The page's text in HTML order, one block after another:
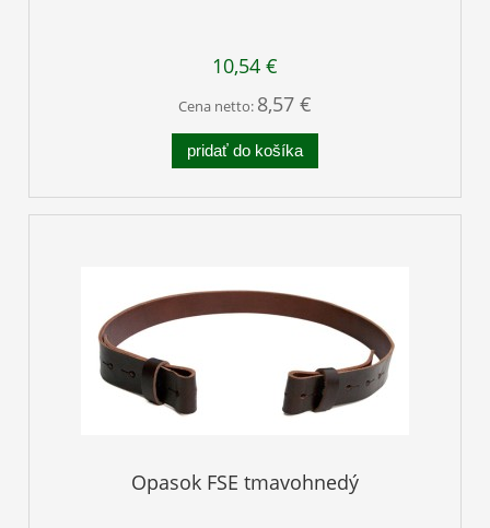
10,54 €
Cena netto: 8,57 €
pridať do košíka
Opasok FSE tmavohnedý